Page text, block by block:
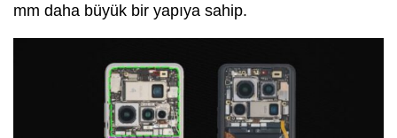
mm daha büyük bir yapıya sahip.